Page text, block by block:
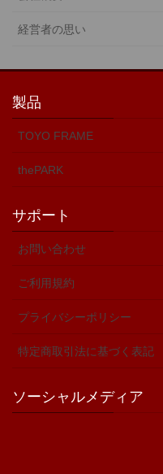
経営者の思い
製品
TOYO FRAME
thePARK
サポート
お問い合わせ
ご利用規約
プライバシーポリシー
特定商取引法に基づく表記
ソーシャルメディア